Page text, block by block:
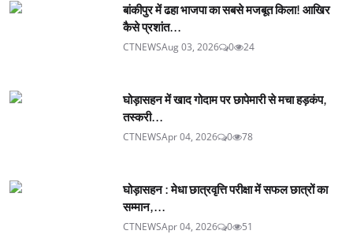
बांकीपुर में ढहा भाजपा का सबसे मजबूत किला! आखिर
कैसे प्रशांत...
CTNEWSAug 03, 2026 0 24
घोड़ासहन में खाद गोदाम पर छापेमारी से मचा हड़कंप,
तस्करी...
CTNEWSApr 04, 2026 0 78
घोड़ासहन : मेधा छात्रवृत्ति परीक्षा में सफल छात्रों का
सम्मान,...
CTNEWSApr 04, 2026 0 51